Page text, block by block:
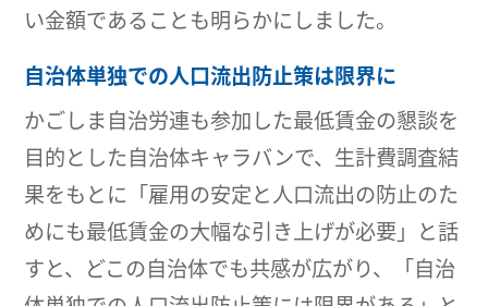
い金額であることも明らかにしました。
自治体単独での人口流出防止策は限界に
かごしま自治労連も参加した最低賃金の懇談を
目的とした自治体キャラバンで、生計費調査結
果をもとに「雇用の安定と人口流出の防止のた
めにも最低賃金の大幅な引き上げが必要」と話
すと、どこの自治体でも共感が広がり、「自治